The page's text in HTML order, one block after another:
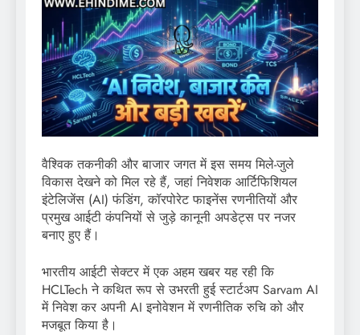
वैश्विक तकनीकी और बाजार जगत में इस समय मिले-जुले
विकास देखने को मिल रहे हैं, जहां निवेशक आर्टिफिशियल
इंटेलिजेंस (AI) फंडिंग, कॉरपोरेट फाइनेंस रणनीतियों और
प्रमुख आईटी कंपनियों से जुड़े कानूनी अपडेट्स पर नजर
बनाए हुए हैं।
भारतीय आईटी सेक्टर में एक अहम खबर यह रही कि
HCLTech ने कथित रूप से उभरती हुई स्टार्टअप Sarvam AI
में निवेश कर अपनी AI इनोवेशन में रणनीतिक रुचि को और
मजबूत किया है।